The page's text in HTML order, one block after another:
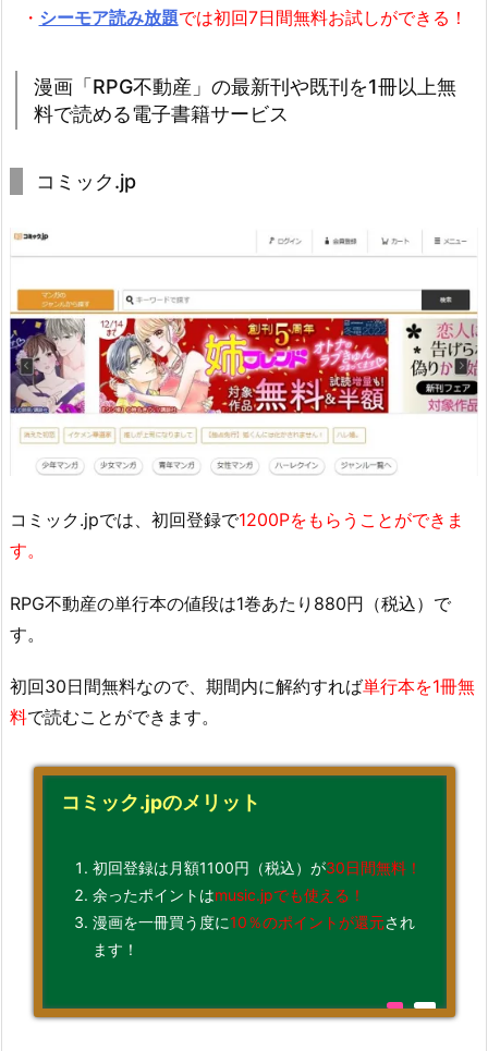
・ シーモア読み放題では初回7日間無料お試しができる！
漫画「RPG不動産」の最新刊や既刊を1冊以上無
料で読める電子書籍サービス
コミック.jp
コミック.jpでは、初回登録で1200Pをもらうことができま
す。
RPG不動産の単行本の値段は1巻あたり880円（税込）で
す。
初回30日間無料なので、期間内に解約すれば単行本を1冊無
料で読むことができます。
コミック.jpのメリット
初回登録は月額1100円（税込）が30日間無料！
余ったポイントはmusic.jpでも使える！
漫画を一冊買う度に10％のポイントが還元され
ます！